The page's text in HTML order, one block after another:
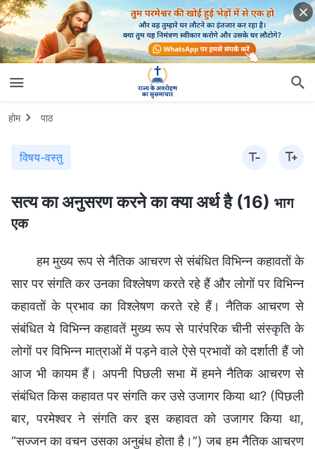
होम पाठ
विषय-वस्तु
सत्य का अनुसरण करने का क्या अर्थ है (16) भाग
एक
हम मुख्य रूप से नैतिक आचरण से संबंधित विभिन्न कहावतों के
सार पर संगति कर उनका विश्लेषण करते रहे हैं और लोगों पर विभिन्न
कहावतों के प्रभाव का विश्लेषण करते रहे हैं। नैतिक आचरण से
संबंधित ये विभिन्न कहावतें मुख्य रूप से पारंपरिक चीनी संस्कृति के
लोगों पर विभिन्न मात्राओं में पड़ने वाले ऐसे प्रभावों को दर्शाती हैं जो
आज भी कायम हैं। अपनी पिछली सभा में हमने नैतिक आचरण से
संबंधित किस कहावत पर संगति कर उसे उजागर किया था? (पिछली
बार, परमेश्वर ने संगति कर इस कहावत को उजागर किया था,
“सज्जन का वचन उसका अनुबंध होता है।”) जब हम नैतिक आचरण